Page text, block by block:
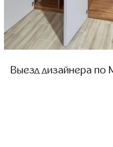
Выезд дизайнера по